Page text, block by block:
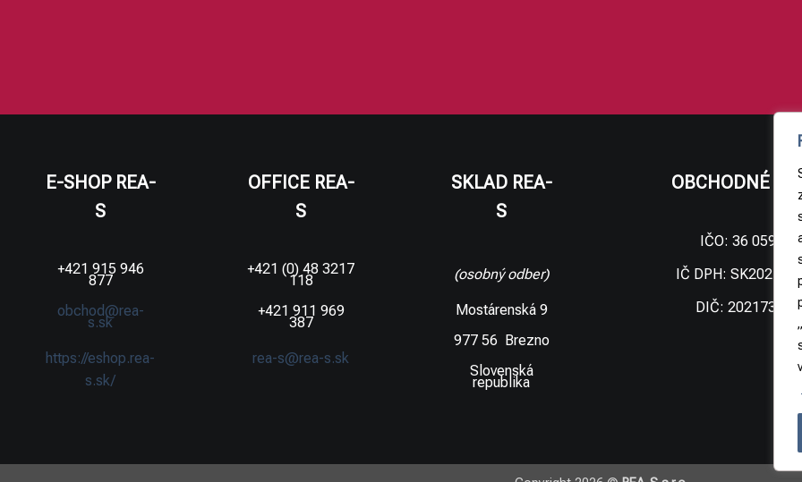
E-SHOP REA-
S
+421 915 946
877
obchod@rea-
s.sk
https://eshop.rea-
s.sk/
OFFICE REA-
S
+421 (0) 48 3217
118
+421 911 969
387
rea-s@rea-s.sk
SKLAD REA-
S
(osobný odber)
Mostárenská 9
977 56 Brezno
Slovenská
republika
OBCHODNÉ
IČO: 36 059
IČ DPH:
DIČ: